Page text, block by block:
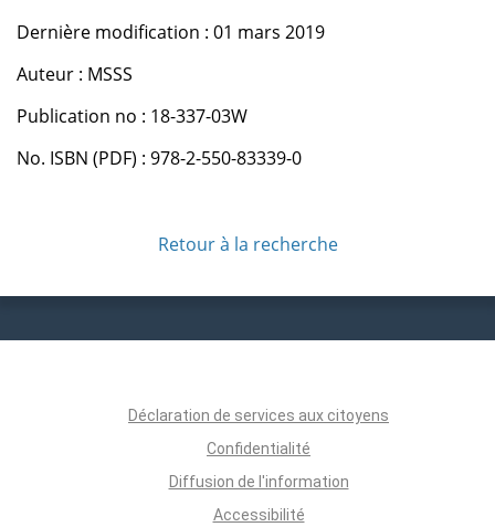
Dernière modification : 01 mars 2019
Auteur : MSSS
Publication no : 18-337-03W
No. ISBN (PDF) : 978-2-550-83339-0
Retour à la recherche
Déclaration de services aux citoyens
Confidentialité
Diffusion de l'information
Accessibilité